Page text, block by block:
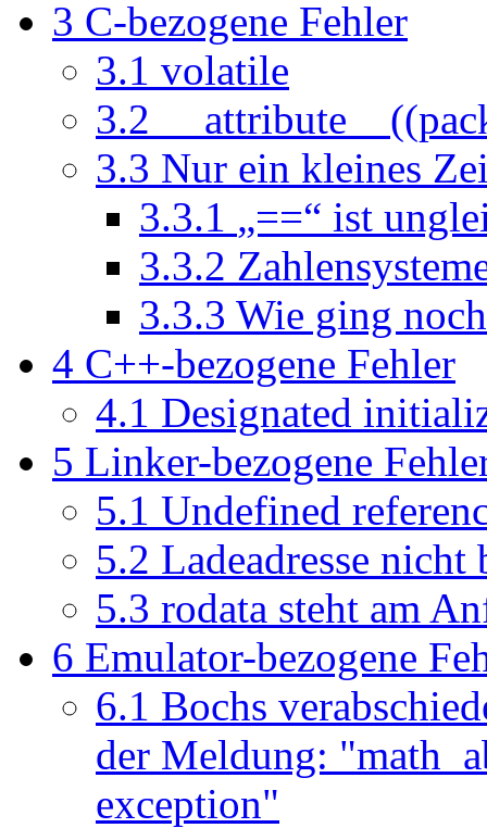
3 C-bezogene Fehler
3.1 volatile
3.2
3.3 Nur ein kleines
3.3.1 „==“ ist
3.3.2
3.3.3 Wie ging
4 C++-bezogene Fehler
4.1 Designated
5 Linker-bezogene
5.1 Undefined
5.2 Ladeadresse
5.3 rodata steht am
6 Emulator-bezogene
6.1 Bochs
der Meldung:
exception"